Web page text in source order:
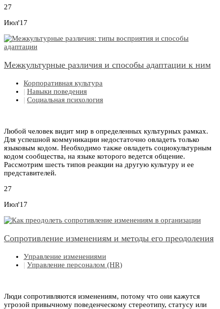
27
Июл'17
Межкультурные различия и способы адаптации к ним
Корпоративная культура
| Навыки поведения
| Социальная психология
Любой человек видит мир в определенных культурных рамках.
Для успешной коммуникации недостаточно овладеть только
языковым кодом. Необходимо также овладеть социокультурным
кодом сообщества, на языке которого ведется общение.
Рассмотрим шесть типов реакции на другую культуру и ее
представителей.
27
Июл'17
Сопротивление изменениям и методы его преодоления
Управление изменениями
| Управление персоналом (HR)
Люди сопротивляются изменениям, потому что они кажутся
угрозой привычному поведенческому стереотипу, статусу или